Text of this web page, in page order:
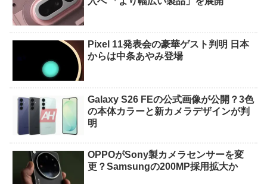
Pixel 11発表会の豪華ゲスト判明 日本
からは中条あやみ登場
Galaxy S26 FEの公式画像が公開？3色
の本体カラーと新カメラデザインが判
明
OPPOがSony製カメラセンサーを変
更？Samsungの200MP採用拡大か